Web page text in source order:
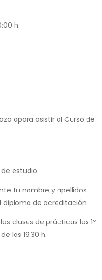
h.
apara asistir al Curso de
estudio.
tu nombre y apellidos
de acreditación.
clases de prácticas los 1º
las 19:30 h.